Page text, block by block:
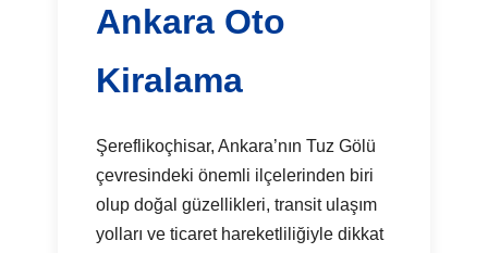
Ankara Oto
Kiralama
Şereflikoçhisar, Ankara’nın Tuz Gölü
çevresindeki önemli ilçelerinden biri
olup doğal güzellikleri, transit ulaşım
yolları ve ticaret hareketliliğiyle dikkat